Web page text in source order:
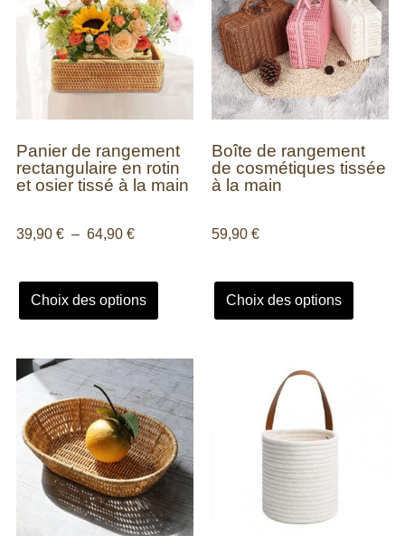
Panier de rangement
rectangulaire en rotin
et osier tissé à la main
39,90 € – 64,90 €
Choix des options
Boîte de rangement
de cosmétiques tissée
à la main
59,90 €
Choix des options